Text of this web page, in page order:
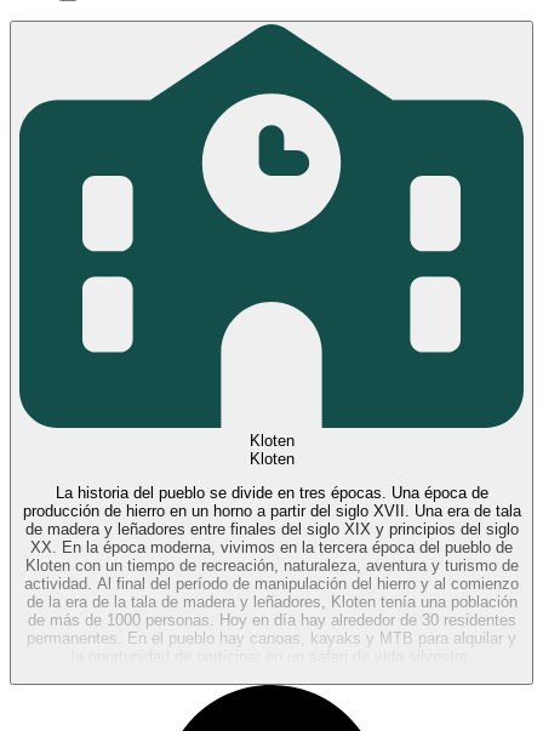
Kloten
Kloten
La historia del pueblo se divide en tres épocas. Una época de
producción de hierro en un horno a partir del siglo XVII. Una era de tala
de madera y leñadores entre finales del siglo XIX y principios del siglo
XX. En la época moderna, vivimos en la tercera época del pueblo de
Kloten con un tiempo de recreación, naturaleza, aventura y turismo de
actividad. Al final del período de manipulación del hierro y al comienzo
de la era de la tala de madera y leñadores, Kloten tenía una población
de más de 1000 personas. Hoy en día hay alrededor de 30 residentes
permanentes. En el pueblo hay canoas, kayaks y MTB para alquilar y